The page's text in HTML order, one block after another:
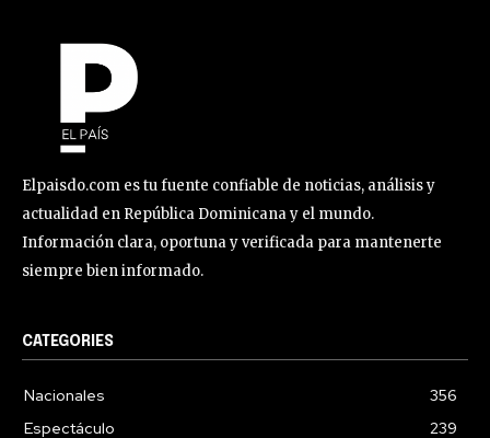
Elpaisdo.com es tu fuente confiable de noticias, análisis y
actualidad en República Dominicana y el mundo.
Información clara, oportuna y verificada para mantenerte
siempre bien informado.
CATEGORIES
Nacionales
356
Espectáculo
239